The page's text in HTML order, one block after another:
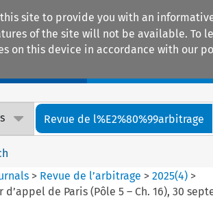
this site to provide you with an
of the site will not be available. To
on this device in accordance with our
Revue de l%E2%80%99arbitrage
> Revue de l’arbitrage >2025(4) >
d’appel de Paris (Pôle 5 – Ch. 16), 30